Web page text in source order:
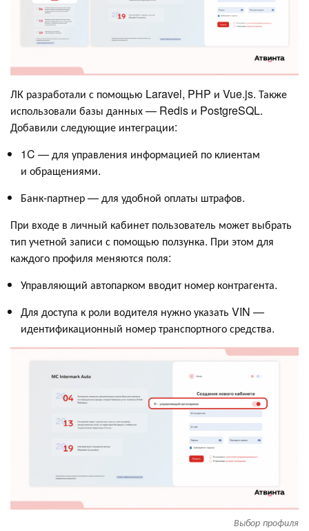
ЛК разработали с помощью Laravel, PHP и Vue.js. Также
использовали базы данных — Redis и PostgreSQL.
Добавили следующие интеграции:
1C — для управления информацией по клиентам
и обращениями.
Банк-партнер — для удобной оплаты штрафов.
При входе в личный кабинет пользователь может выбрать
тип учетной записи с помощью ползунка. При этом для
каждого профиля меняются поля:
Управляющий автопарком вводит номер контрагента.
Для доступа к роли водителя нужно указать VIN —
идентификационный номер транспортного средства.
Выбор профиля